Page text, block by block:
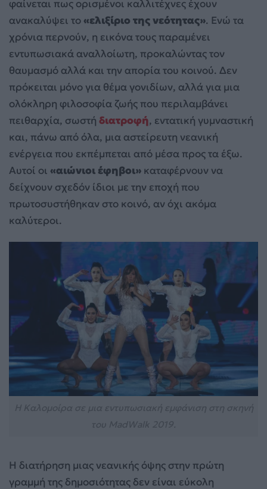
φαίνεται πως ορισμένοι καλλιτέχνες έχουν
ανακαλύψει το«ελιξίριο της νεότητας». Ενώ τα
χρόνια περνούν, η εικόνα τους παραμένει
εντυπωσιακά αναλλοίωτη, προκαλώντας τον
θαυμασμό αλλά και την απορία του κοινού. Δεν
πρόκειται μόνο για θέμα γονιδίων, αλλά για μια
ολόκληρη φιλοσοφία ζωής που περιλαμβάνει
πειθαρχία, σωστή διατροφή, εντατική γυμναστική
και, πάνω από όλα, μια αστείρευτη νεανική
ενέργεια που εκπέμπεται από μέσα προς τα έξω.
Αυτοί οι «αιώνιοι έφηβοι» καταφέρνουν να
δείχνουν σχεδόν ίδιοι με την εποχή που
πρωτοσυστήθηκαν στο κοινό, αν όχι ακόμα
καλύτεροι.
Η διατήρηση μιας νεανικής όψης στην πρώτη
γραμμή της δημοσιότητας δεν είναι εύκολη